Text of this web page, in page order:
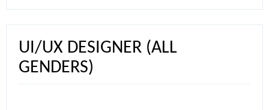
UI/UX DESIGNER (ALL
GENDERS)